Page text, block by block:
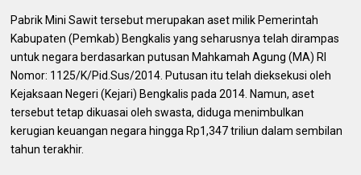
Pabrik Mini Sawit tersebut merupakan aset milik Pemerintah
Kabupaten (Pemkab) Bengkalis yang seharusnya telah dirampas
untuk negara berdasarkan putusan Mahkamah Agung (MA) RI
Nomor: 1125/K/Pid.Sus/2014. Putusan itu telah dieksekusi oleh
Kejaksaan Negeri (Kejari) Bengkalis pada 2014. Namun, aset
tersebut tetap dikuasai oleh swasta, diduga menimbulkan
kerugian keuangan negara hingga Rp1,347 triliun dalam sembilan
tahun terakhir.